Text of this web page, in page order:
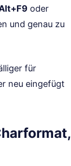
oder
und genau zu
für
neu eingefügt